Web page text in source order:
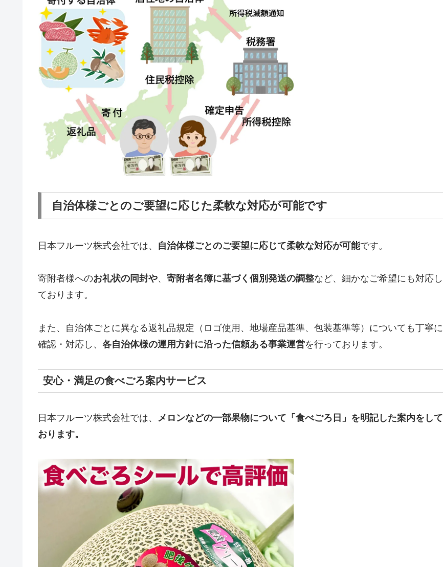
自治体様ごとのご要望に応じた柔軟な対応が可能です
日本フルーツ株式会社では、 自治体様ごとのご要望に応じて柔軟な対応が可能です。
寄附者様へのお礼状の同封や、 寄附者名簿に基づく個別発送の調整など、細かなご希望にも対応し
ております。
また、自治体ごとに異なる返礼品規定（ロゴ使用、地場産品基準、包装基準等）についても丁寧に
確認・対応し、 各自治体様の運用方針に沿った信頼ある事業運営を行っております。
安心・満足の食べごろ案内サービス
日本フルーツ株式会社では、
メロンなどの一部果物について「食べごろ日」を明記した案内をして
おります。